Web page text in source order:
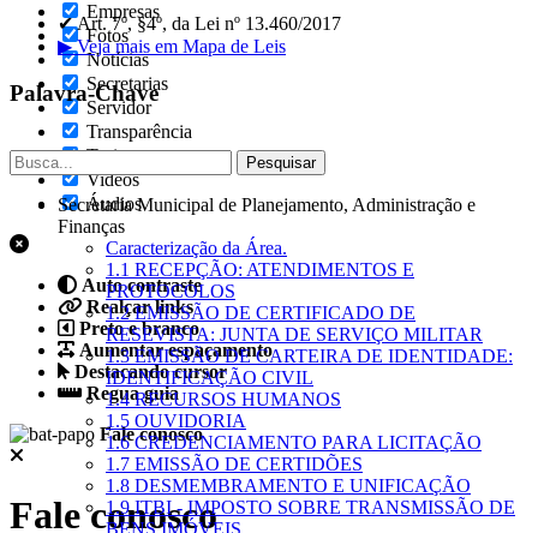
Empresas
Fotos
Notícias
Secretarias
Servidor
Transparência
Turistas
Videos
Áudios
Auto contraste
Realçar links
Preto e branco
Aumentar espaçamento
Destacando cursor
Regua guia
Fale conosco
Fale conosco
✔ Art. 7º, §4º, da Lei nº 13.460/2017
▶ Veja mais em Mapa de Leis
Palavra-Chave
Secretaria Municipal de Planejamento, Administração e
Finanças
Caracterização da Área.
1.1 RECEPÇÃO: ATENDIMENTOS E
PROTOCOLOS
1.2 EMISSÃO DE CERTIFICADO DE
RESEVISTA: JUNTA DE SERVIÇO MILITAR
1.3 EMISSÃO DE CARTEIRA DE IDENTIDADE:
IDENTIFICAÇÃO CIVIL
1.4 RECURSOS HUMANOS
1.5 OUVIDORIA
1.6 CREDENCIAMENTO PARA LICITAÇÃO
1.7 EMISSÃO DE CERTIDÕES
1.8 DESMEMBRAMENTO E UNIFICAÇÃO
1.9 ITBI - IMPOSTO SOBRE TRANSMISSÃO DE